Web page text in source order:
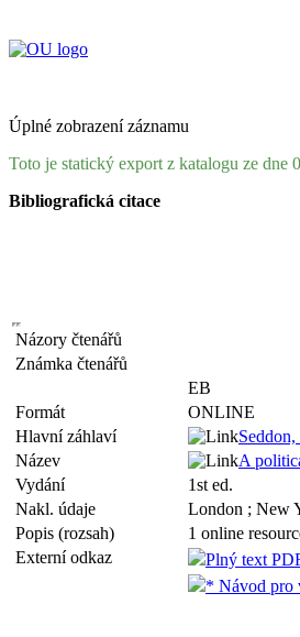
Úplné zobrazení záznamu
Toto je statický export z katalogu ze dne
Bibliografická citace
Názory čtenářů
Známka čtenářů
EB
Formát
ONLINE
Hlavní záhlaví
Název
A
Vydání
1st ed.
Nakl. údaje
London ; New
Popis (rozsah)
1 online
Externí odkaz
Plný text
* Návod pro